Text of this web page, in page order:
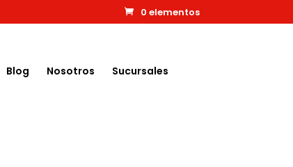
0 elementos
Blog Nosotros Sucursales